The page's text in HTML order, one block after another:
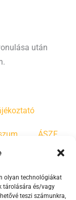
olyan technológiákat
tárolására és/vagy
teszi számunkra,
után
ÁSZF